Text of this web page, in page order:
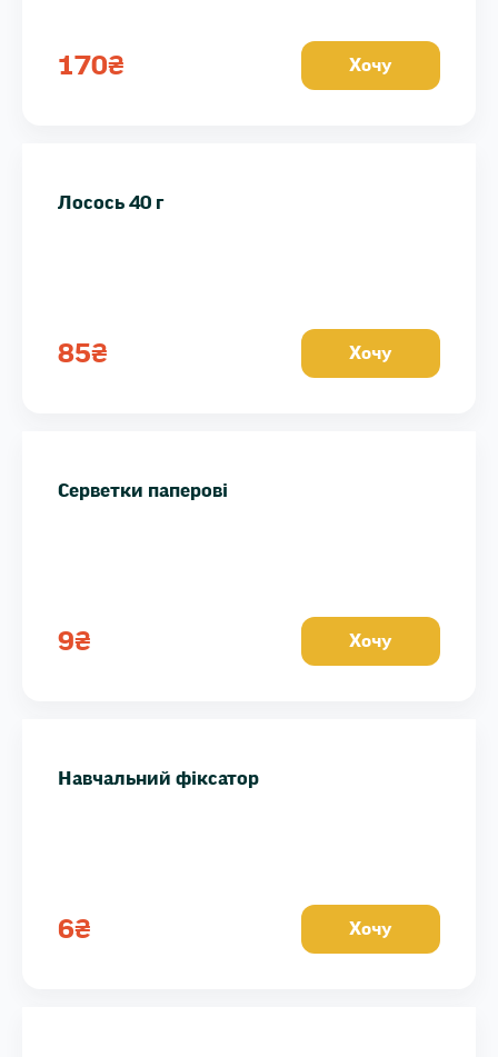
170₴ Хочу
Лосось 40 г
85₴ Хочу
Серветки паперові
9₴ Хочу
Навчальний фіксатор
6₴ Хочу